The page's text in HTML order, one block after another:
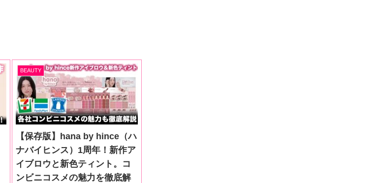
BEAUTY
【保存版】hana by hince（ハ
ナバイヒンス）1周年！新作ア
イブロウと新色ティント。コ
ンビニコスメの魅力を徹底解